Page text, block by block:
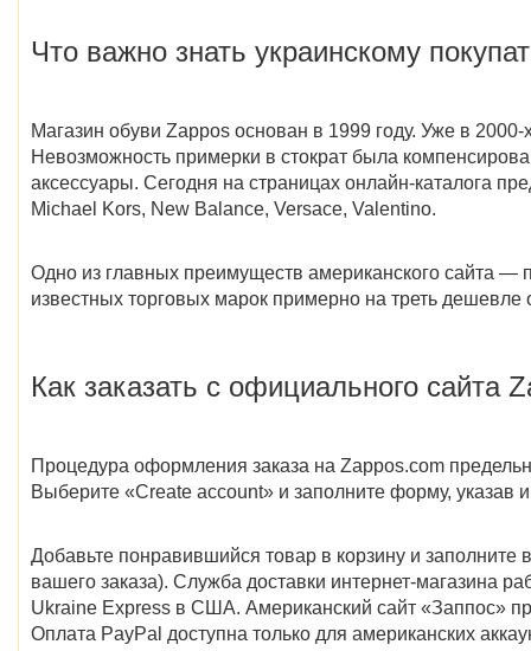
Что важно знать украинскому
Магазин обуви Zappos основан в 1999 году. Уже в
Невозможность примерки в стократ была
аксессуары. Сегодня на страницах онлайн-каталога
Michael Kors, New Balance, Versace, Valentino.
Одно из главных преимуществ американского сайта —
известных торговых марок примерно на треть дешевле
Как заказать с официального сайта
Процедура оформления заказа на Zappos.com
Выберите «Create account» и заполните форму, указав
Добавьте понравившийся товар в корзину и
вашего заказа). Служба доставки интернет-магазина
Ukraine Express в США. Американский сайт «Заппос»
Оплата PayPal доступна только для американских